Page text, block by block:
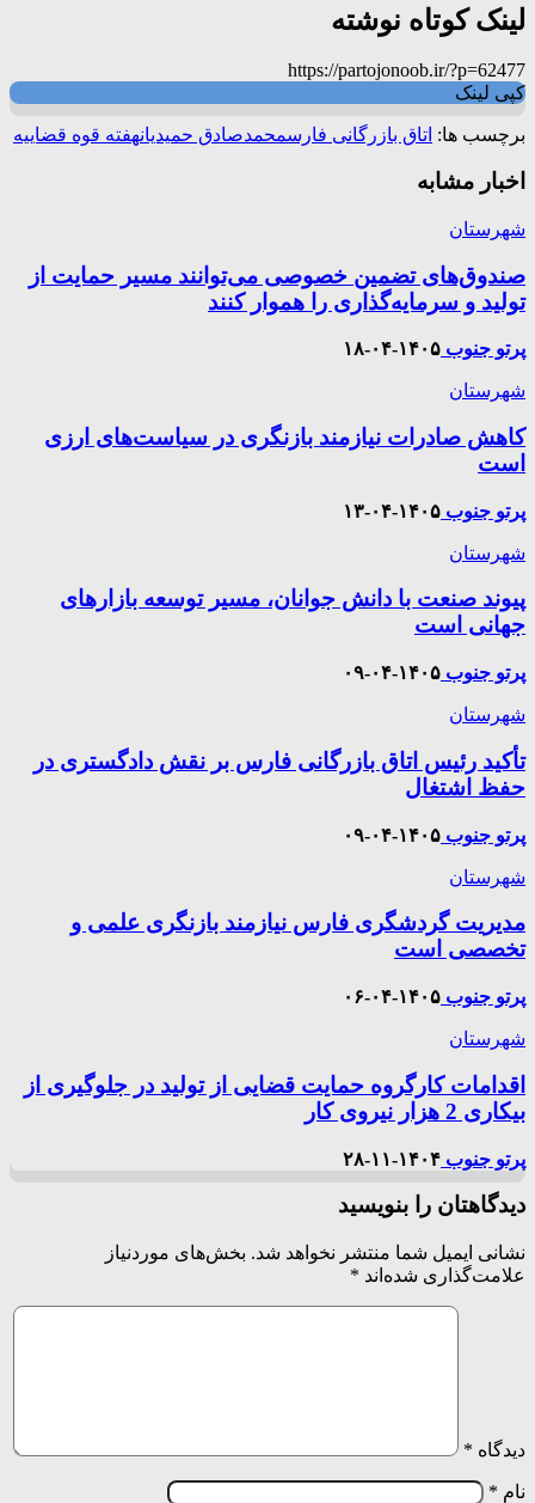
لینک کوتاه نوشته
https://partojonoob.ir/?p=62477
کپی لینک
برچسب ها: اتاق بازرگانی فارسمحمدصادق حمیدیانهفته قوه قضاییه
اخبار مشابه
شهرستان
صندوق‌های تضمین خصوصی می‌توانند مسیر حمایت از
تولید و سرمایه‌گذاری را هموار کنند
پرتو جنوب ۱۴۰۵-۰۴-۱۸
شهرستان
کاهش صادرات نیازمند بازنگری در سیاست‌های ارزی
است
پرتو جنوب ۱۴۰۵-۰۴-۱۳
شهرستان
پیوند صنعت با دانش جوانان، مسیر توسعه بازارهای
جهانی است
پرتو جنوب ۱۴۰۵-۰۴-۰۹
شهرستان
تأکید رئیس اتاق بازرگانی فارس بر نقش دادگستری در
حفظ اشتغال
پرتو جنوب ۱۴۰۵-۰۴-۰۹
شهرستان
مدیریت گردشگری فارس نیازمند بازنگری علمی و
تخصصی است
پرتو جنوب ۱۴۰۵-۰۴-۰۶
شهرستان
اقدامات کارگروه حمایت قضایی از تولید در جلوگیری از
بیکاری 2 هزار نیروی کار
پرتو جنوب ۱۴۰۴-۱۱-۲۸
دیدگاهتان را بنویسید
نشانی ایمیل شما منتشر نخواهد شد. بخش‌های موردنیاز
علامت‌گذاری شده‌اند *
دیدگاه *
نام *